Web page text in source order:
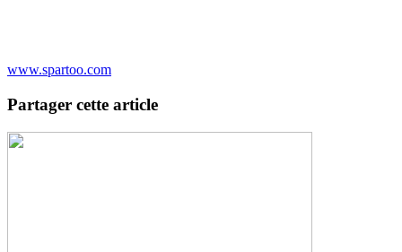
www.spartoo.com
Partager cette article